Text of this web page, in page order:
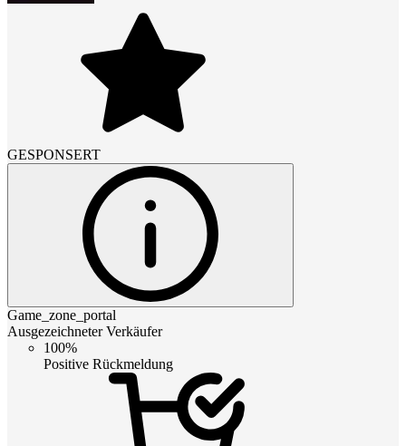
GESPONSERT
Game_zone_portal
Ausgezeichneter Verkäufer
100%
Positive Rückmeldung